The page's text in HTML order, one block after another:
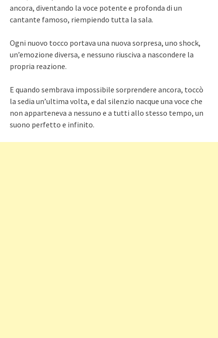
ancora, diventando la voce potente e profonda di un
cantante famoso, riempiendo tutta la sala.
Ogni nuovo tocco portava una nuova sorpresa, uno shock,
un’emozione diversa, e nessuno riusciva a nascondere la
propria reazione.
E quando sembrava impossibile sorprendere ancora, toccò
la sedia un’ultima volta, e dal silenzio nacque una voce che
non apparteneva a nessuno e a tutti allo stesso tempo, un
suono perfetto e infinito.